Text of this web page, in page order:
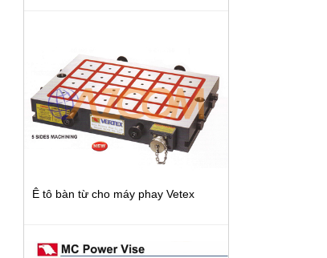
Ê tô bàn từ cho máy phay Vetex